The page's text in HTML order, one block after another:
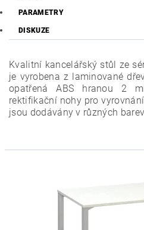
PARAMETRY
DISKUZE
Kvalitní kancelářský stůl ze
je vyrobena z laminované
opatřená ABS hranou 2
rektifikační nohy pro
jsou dodávány v různých